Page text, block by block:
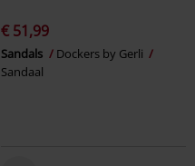
€ 51,99
Sandals
Dockers by Gerli
Sandaal